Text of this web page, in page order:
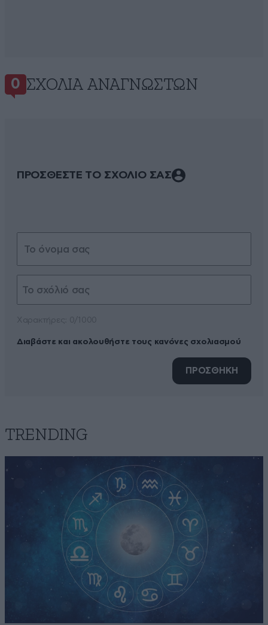
0 ΣΧΌΛΙΑ ΑΝΑΓΝΩΣΤΏΝ
ΠΡΟΣΘΕΣΤΕ ΤΟ ΣΧΟΛΙΟ ΣΑΣ
Διαβάστε και ακολουθήστε τους κανόνες σχολιασμού
ΠΡΟΣΘΗΚΗ
TRENDING